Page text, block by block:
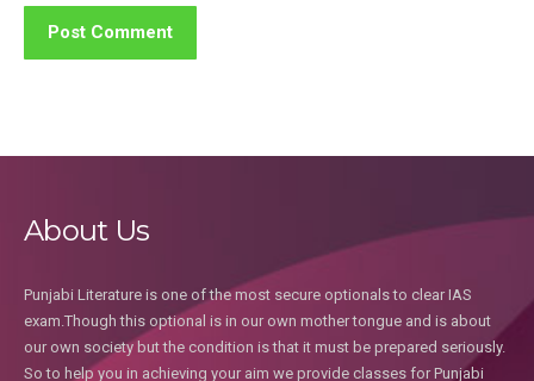
About Us
Punjabi Literature is one of the most secure optionals to clear IAS
exam.Though this optional is in our own mother tongue and is about
our own society but the condition is that it must be prepared seriously.
So to help you in achieving your aim we provide classes for Punjabi